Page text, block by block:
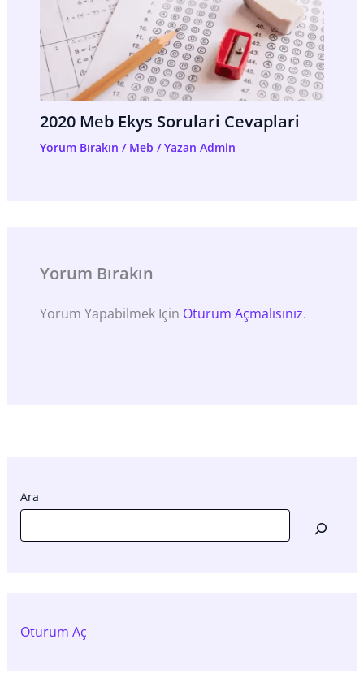
2020 Meb Ekys Sorulari Cevaplari
Yorum Bırakın / Meb / Yazan Admin
Yorum Bırakın
Yorum Yapabilmek Için Oturum Açmalısınız.
Ara
Oturum Aç